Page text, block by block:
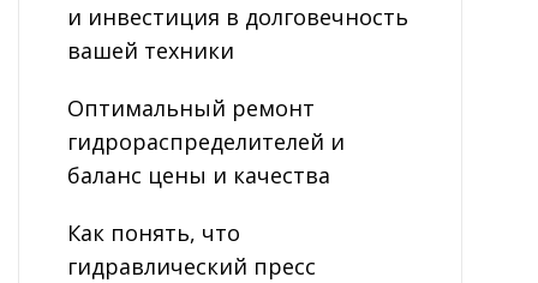
и инвестиция в долговечность
вашей техники
Оптимальный ремонт
гидрораспределителей и
баланс цены и качества
Как понять, что
гидравлический пресс